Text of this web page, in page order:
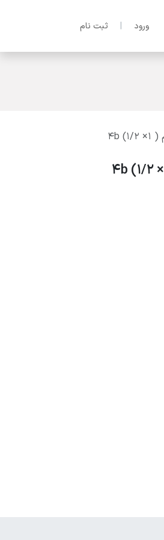
ورود | ثبت نام